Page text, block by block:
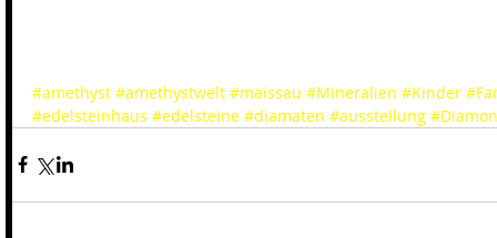
#amethyst #amethystwelt #maissau #Mineralien #Kinder
#edelsteinhaus #edelsteine #diamaten #ausstellung